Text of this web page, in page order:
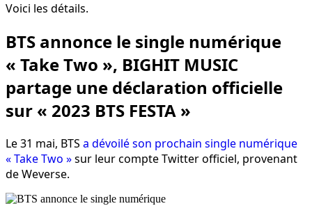
Voici les détails.
BTS annonce le single numérique
« Take Two », BIGHIT MUSIC
partage une déclaration officielle
sur « 2023 BTS FESTA »
Le 31 mai, BTS a dévoilé son prochain single numérique
« Take Two »sur leur compte Twitter officiel, provenant
de Weverse.